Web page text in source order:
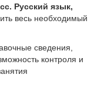
Русский язык,
весь необходимый
сведения,
контроля и